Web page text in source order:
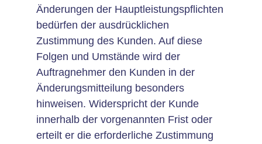
Änderungen der Hauptleistungspflichten
bedürfen der ausdrücklichen
Zustimmung des Kunden. Auf diese
Folgen und Umstände wird der
Auftragnehmer den Kunden in der
Änderungsmitteilung besonders
hinweisen. Widerspricht der Kunde
innerhalb der vorgenannten Frist oder
erteilt er die erforderliche Zustimmung